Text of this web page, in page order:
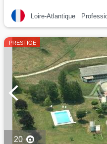
Loire-Atlantique
PRESTIGE
20